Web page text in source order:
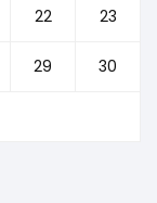
22 23
29 30